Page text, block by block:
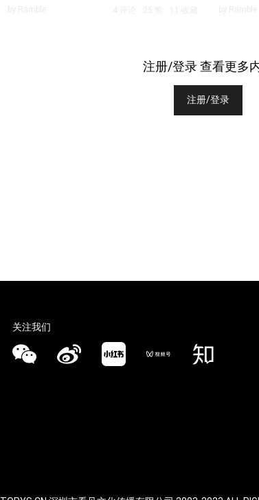
注册/登录 查看更多
注册/登录
关注我们